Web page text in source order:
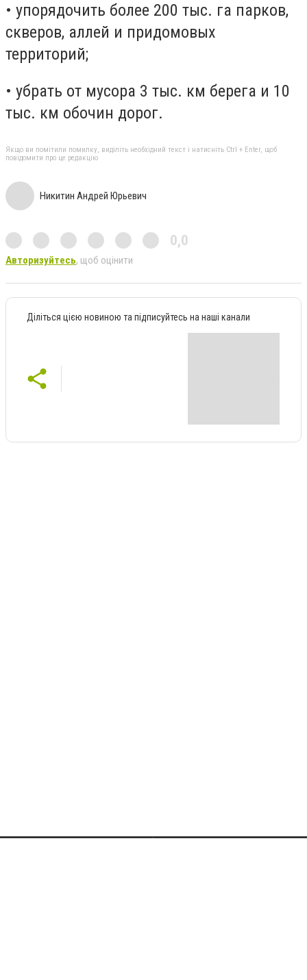
• упорядочить более 200 тыс. га парков,
скверов, аллей и придомовых
территорий;
• убрать от мусора 3 тыс. км берега и 10
тыс. км обочин дорог.
Якщо ви помітили помилку, виділіть необхідний текст і натисніть Ctrl + Enter, щоб
повідомити про це редакцію
Никитин Андрей Юрьевич
0,0
Авторизуйтесь, щоб оцінити
Діліться цією новиною та підписуйтесь на наші канали